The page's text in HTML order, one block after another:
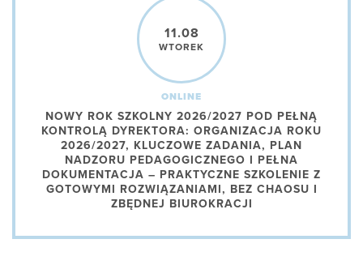
11.08
WTOREK
ONLINE
NOWY ROK SZKOLNY 2026/2027 POD PEŁNĄ
KONTROLĄ DYREKTORA: ORGANIZACJA ROKU
2026/2027, KLUCZOWE ZADANIA, PLAN
NADZORU PEDAGOGICZNEGO I PEŁNA
DOKUMENTACJA – PRAKTYCZNE SZKOLENIE Z
GOTOWYMI ROZWIĄZANIAMI, BEZ CHAOSU I
ZBĘDNEJ BIUROKRACJI